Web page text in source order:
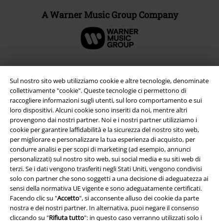
Sul nostro sito web utilizziamo cookie e altre tecnologie, denominate
collettivamente "cookie". Queste tecnologie ci permettono di
raccogliere informazioni sugli utenti, sul loro comportamento e sui
loro dispositivi. Alcuni cookie sono inseriti da noi, mentre altri
provengono dai nostri partner. Noi e i nostri partner utilizziamo i
cookie per garantire laffidabilità e la sicurezza del nostro sito web,
per migliorare e personalizzare la tua esperienza di acquisto, per
condurre analisi e per scopi di marketing (ad esempio, annunci
personalizzati) sul nostro sito web, sui social media e su siti web di
terzi. Se i dati vengono trasferiti negli Stati Uniti, vengono condivisi
solo con partner che sono soggetti a una decisione di adeguatezza ai
sensi della normativa UE vigente e sono adeguatamente certificati.
Facendo clic su "Accetto", si acconsente alluso dei cookie da parte
nostra e dei nostri partner. In alternativa, puoi negare il consenso
cliccando su "Rifiuta tutto": in questo caso verranno utilizzati solo i
A Warner Music Group Company
Info legali
Termini & Condizioni
Redazione
Legge sulla Privacy